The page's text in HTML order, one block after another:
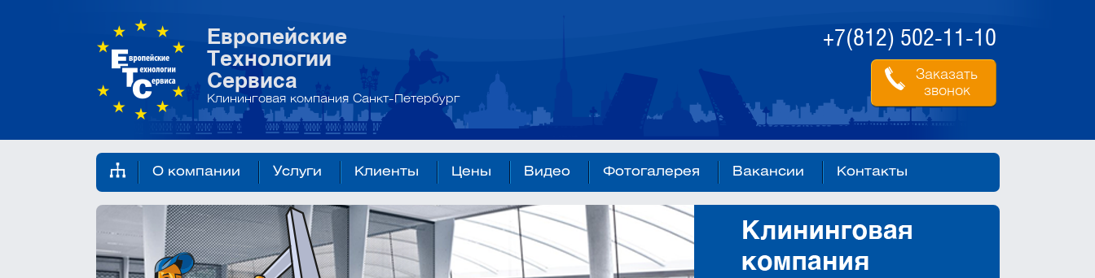
Европейские
Технологии
Сервиса
Клининговая компания Санкт-Петербург
+7(812) 502-11-10
Заказать
звонок
О компании Услуги Клиенты Цены Видео Фотогалерея Вакансии Контакты